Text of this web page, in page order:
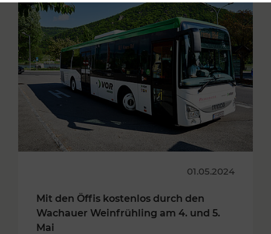
01.05.2024
Mit den Öffis kostenlos durch den
Wachauer Weinfrühling am 4. und 5.
Mai